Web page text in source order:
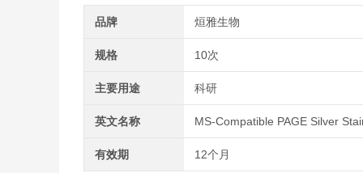
品牌 烜雅生物
规格 10次
主要用途 科研
英文名称 MS-Compatible PAGE Silver
有效期 12个月